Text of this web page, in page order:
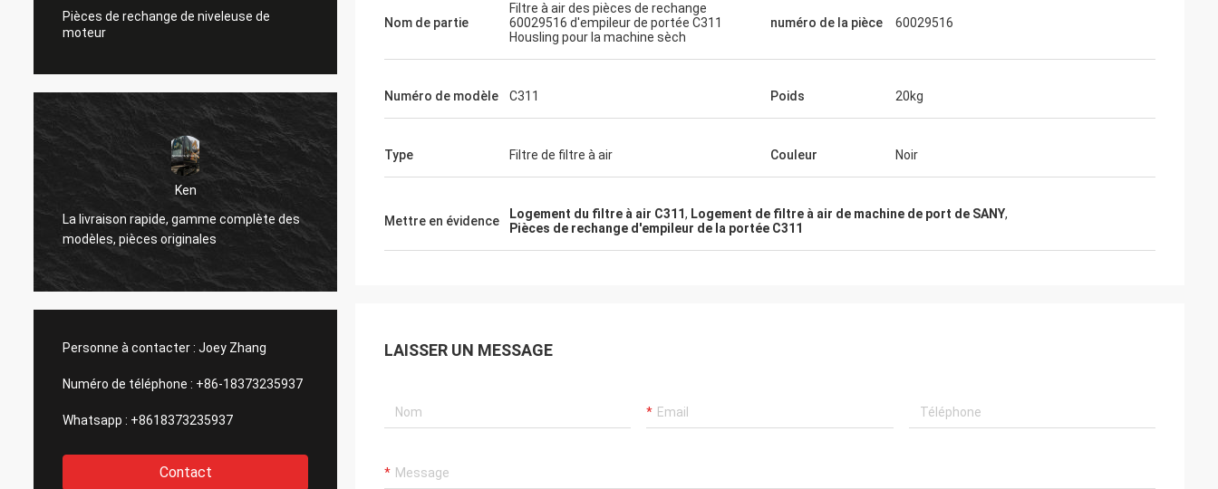
Pièces de rechange de niveleuse de
moteur
Ken
La livraison rapide, gamme complète des
modèles, pièces originales
Michael
Très bon achetant l'expérience. 100%
original, la qualité de pièces est aussi bon
que jamais.
Personne à contacter : Joey Zhang
Numéro de téléphone : +86-18373235937
Whatsapp : +8618373235937
Contact
Nom de partie
Filtre à air des pièces de rechange
60029516 d'empileur de portée C311
Housling pour la machine sèch
numéro de la pièce 60029516
Numéro de modèle C311 Poids 20kg
Type Filtre de filtre à air Couleur Noir
Mettre en évidence Logement du filtre à air C311, Logement de filtre à air de machine de port de SANY,
Pièces de rechange d'empileur de la portée C311
LAISSER UN MESSAGE